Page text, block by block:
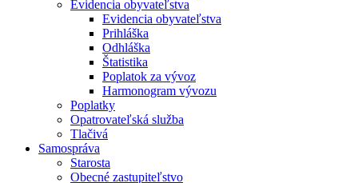
Evidencia obyvateľstva
Evidencia obyvateľstva
Prihláška
Odhláška
Štatistika
Poplatok za vývoz
Harmonogram vývozu
Poplatky
Opatrovateľská služba
Tlačivá
Samospráva
Starosta
Obecné zastupiteľstvo